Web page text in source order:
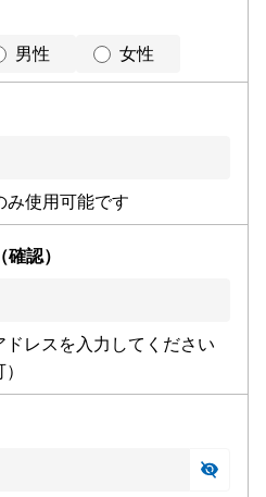
男性 女性
み使用可能です
認）
レスを入力してください